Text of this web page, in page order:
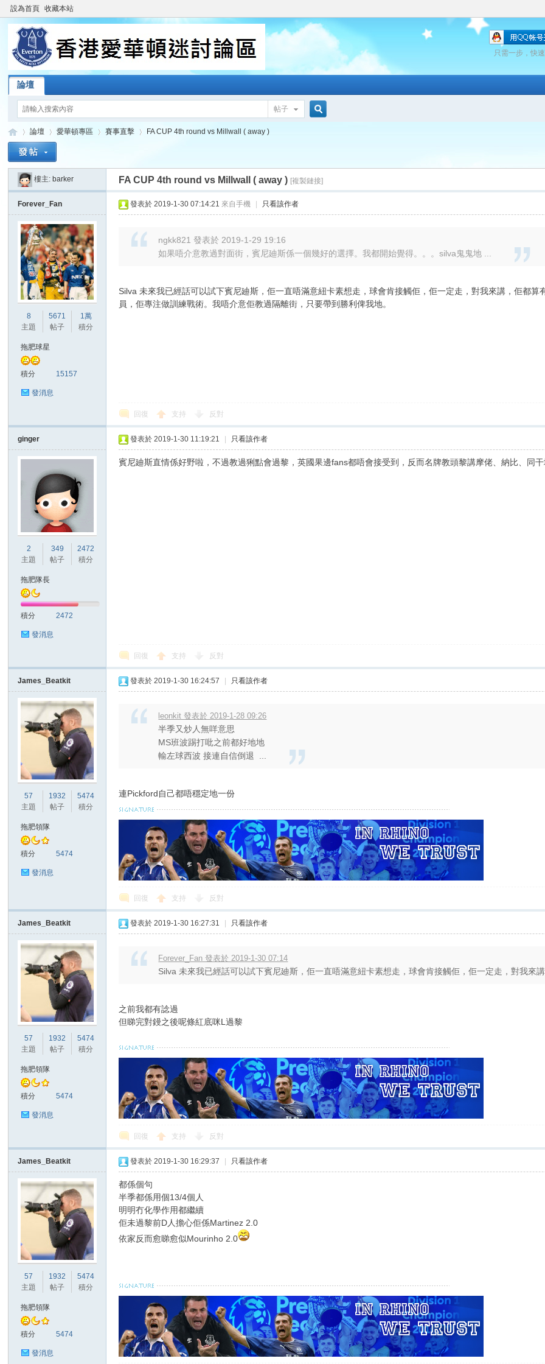
設為首頁 收藏本站
只需一步，快
論壇
帖子
索
愛
頓
»
論壇
›
愛華頓專區 賽事直擊
›
FA CUP 4th round vs Millwall ( away )
樓主: barker FA CUP 4th round vs Millwall ( away ) [複製鏈接]
Forever_Fan
8
主題
5671
帖子
1萬
積分
拖肥球星
積分 15157
發消息
發表於 2019-1-30 07:14:21 來自手機 只看該作者
ngkk821 發表於 2019-1-29 19:16
如果唔介意教過對面街，賓尼廸斯係一個幾好的選擇。我都開始覺得。。。silva鬼鬼地 ...
Silva 未來我已經話可以試下賓尼廸斯，佢一直唔滿意紐卡素想走，球會肯接觸佢，佢一定走，對我來講，佢都
員，佢專注做訓練戰術。我唔介意佢教過隔離街，只要帶到勝利俾我地。
回復 支持 反對
ginger
2
主題
349
帖子
2472
積分
拖肥隊長
積分 2472
發消息
發表於 2019-1-30 11:19:21 只看該作者
賓尼廸斯直情係好野啦，不過教過猁點會過黎，英國果邊fans都唔會接受到，反而名牌教頭黎講摩佬、納比、同
回復 支持 反對
James_Beatkit
57
主題
1932
帖子
5474
積分
拖肥領隊
積分 5474
發消息
發表於 2019-1-30 16:24:57 只看該作者
leonkit 發表於 2019-1-28 09:26
半季又炒人無咩意思
MS班波踢打吡之前都好地地
輸左球西波 接連自信倒退 ...
連Pickford自己都唔穩定地一份
回復 支持 反對
James_Beatkit
57
主題
1932
帖子
5474
積分
拖肥領隊
積分 5474
發消息
發表於 2019-1-30 16:27:31 只看該作者
Forever_Fan 發表於 2019-1-30 07:14
Silva 未來我已經話可以試下賓尼廸斯，佢一直唔滿意紐卡素想走，球會肯接觸佢，佢一定走，對我來講
之前我都有諗過
但睇完對鏝之後呢條紅底咪L過黎
回復 支持 反對
James_Beatkit
57
主題
1932
帖子
5474
積分
拖肥領隊
積分 5474
發消息
發表於 2019-1-30 16:29:37 只看該作者
都係個句
半季都係用個13/4個人
明明冇化學作用都繼續
佢未過黎前D人擔心佢係Martinez 2.0
依家反而愈睇愈似Mourinho 2.0